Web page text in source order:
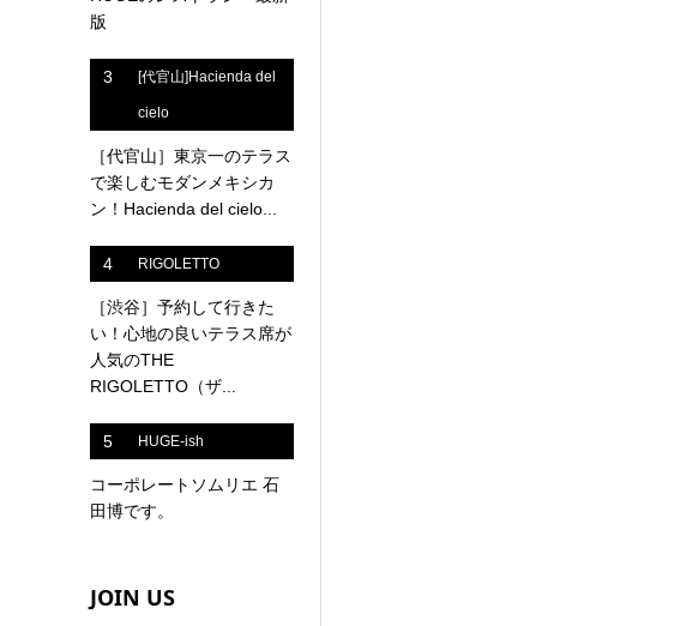
版
3 [代官山]Hacienda del
cielo
［代官山］東京一のテラス
で楽しむモダンメキシカ
ン！Hacienda del cielo...
4 RIGOLETTO
［渋谷］予約して行きた
い！心地の良いテラス席が
人気のTHE
RIGOLETTO（ザ...
5 HUGE-ish
コーポレートソムリエ 石
田博です。
JOIN US